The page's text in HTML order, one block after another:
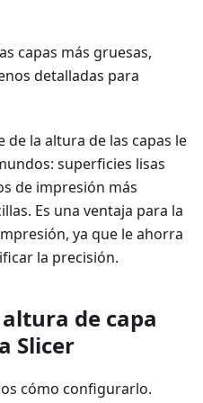
capas más gruesas,
detalladas para
la altura de las capas le
superficies lisas
de impresión más
Es una ventaja para la
ya que le ahorra
la precisión.
de capa
Slicer
cómo configurarlo.